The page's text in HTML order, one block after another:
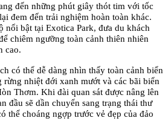
đến những phút giây thót tim với tốc
đem đến trải nghiệm hoàn toàn khác.
nổi bật tại Exotica Park, đưa du khách
chiêm ngưỡng toàn cảnh thiên nhiên
cao.
có thể dễ dàng nhìn thấy toàn cảnh biển
nhiệt đới xanh mướt và các bãi biển
Thơm. Khi đài quan sát được nâng lên
đầu sẽ dần chuyển sang trạng thái thư
thể choáng ngợp trước vẻ đẹp của đảo